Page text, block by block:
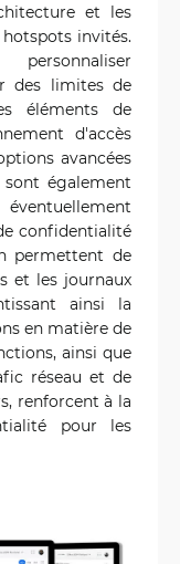
et les
invités.
des limites de
éléments de
d'accès
avancées
également
confidentialité
permettent de
et les journaux
ainsi la
en matière de
ainsi que
réseau et de
renforcent à la
pour les